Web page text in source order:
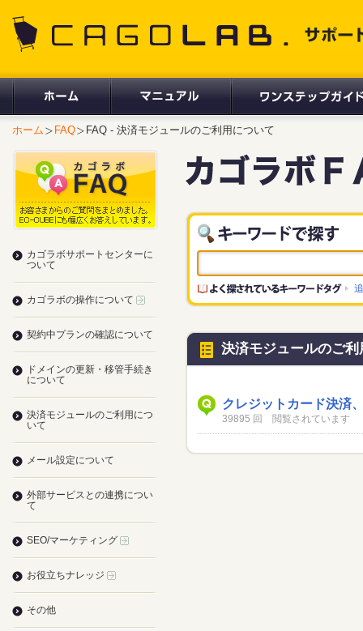
ホーム FAQ FAQ - 決済モジュールのご利用について
決済モジュールのご利
クレジットカード決済
39895 回 閲覧されています
カゴラボサポートセンターに
ついて
カゴラボの操作について
契約中プランの確認について
ドメインの更新・移管手続き
について
決済モジュールのご利用につ
いて
メール設定について
外部サービスとの連携につい
て
SEO/マーケティング
お役立ちナレッジ
その他